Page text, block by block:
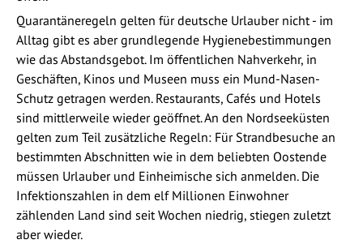
Quarantäneregeln gelten für deutsche Urlauber nicht - im
Alltag gibt es aber grundlegende Hygienebestimmungen
wie das Abstandsgebot. Im öffentlichen Nahverkehr, in
Geschäften, Kinos und Museen muss ein Mund-Nasen-
Schutz getragen werden. Restaurants, Cafés und Hotels
sind mittlerweile wieder geöffnet. An den Nordseeküsten
gelten zum Teil zusätzliche Regeln: Für Strandbesuche an
bestimmten Abschnitten wie in dem beliebten Oostende
müssen Urlauber und Einheimische sich anmelden. Die
Infektionszahlen in dem elf Millionen Einwohner
zählenden Land sind seit Wochen niedrig, stiegen zuletzt
aber wieder.